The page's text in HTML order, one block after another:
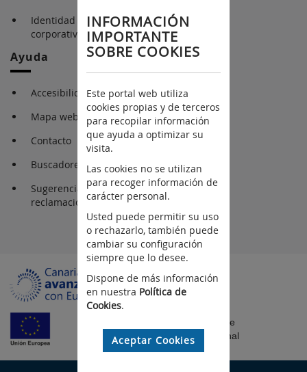
Identidad gráfica
corporativa
Ayuda
Accesibilidad
Mapa web
Contacto
Buscadores
Sugerencia y
reclamaciones
Fondo Europeo de
Desarrollo Regional
INFORMACIÓN
IMPORTANTE
SOBRE COOKIES
Este portal web utiliza
cookies propias y de terceros
para recopilar información
que ayuda a optimizar su
visita.
Las cookies no se utilizan
para recoger información de
carácter personal.
Usted puede permitir su uso
o rechazarlo, también puede
cambiar su configuración
siempre que lo desee.
Dispone de más información
en nuestra Política de
Cookies.
Aceptar Cookies